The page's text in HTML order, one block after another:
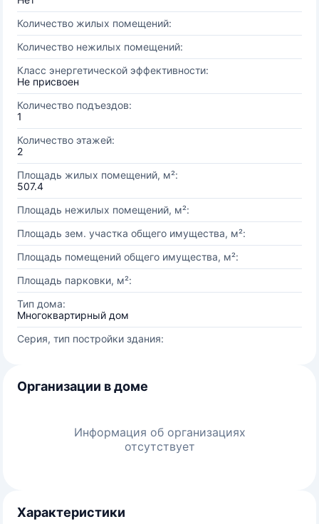
Количество жилых помещений:
Количество нежилых помещений:
Класс энергетической эффективности:
Не присвоен
Количество подъездов:
1
Количество этажей:
2
Площадь жилых помещений, м²:
507.4
Площадь нежилых помещений, м²:
Площадь зем. участка общего имущества, м²:
Площадь помещений общего имущества, м²:
Площадь парковки, м²:
Тип дома:
Многоквартирный дом
Серия, тип постройки здания:
Организации в доме
Информация об организациях
отсутствует
Характеристики